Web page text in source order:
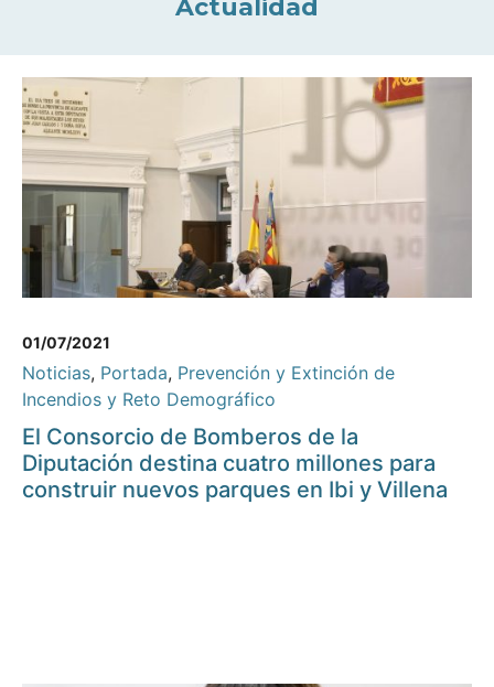
Actualidad
01/07/2021
Noticias, Portada, Prevención y Extinción de
Incendios y Reto Demográfico
El Consorcio de Bomberos de la
Diputación destina cuatro millones para
construir nuevos parques en Ibi y Villena